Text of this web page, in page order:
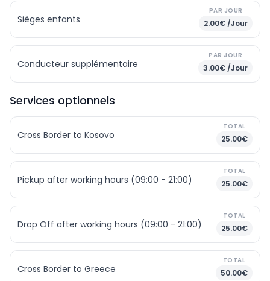
Sièges enfants
PAR JOUR
2.00€ /Jour
Conducteur supplémentaire
PAR JOUR
3.00€ /Jour
Services optionnels
Cross Border to Kosovo
TOTAL
25.00€
Pickup after working hours (09:00 - 21:00)
TOTAL
25.00€
Drop Off after working hours (09:00 - 21:00)
TOTAL
25.00€
Cross Border to Greece
TOTAL
50.00€